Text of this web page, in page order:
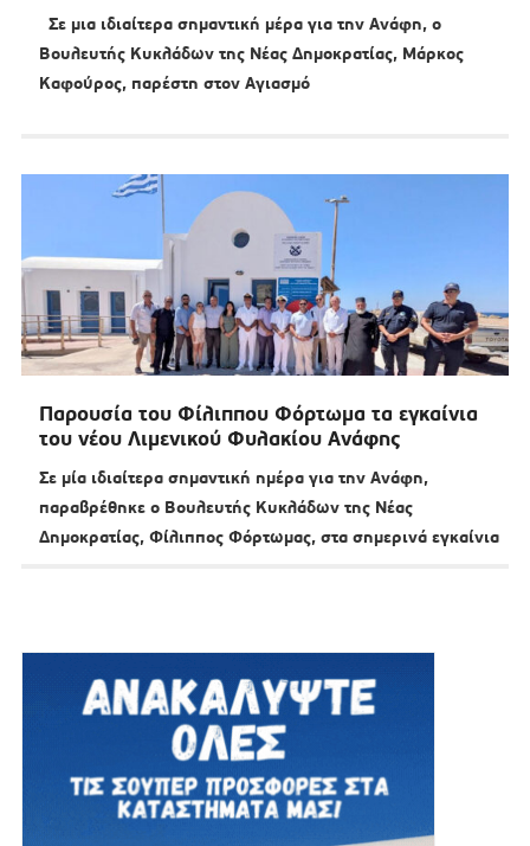
Σε μια ιδιαίτερα σημαντική μέρα για την Ανάφη, ο
Βουλευτής Κυκλάδων της Νέας Δημοκρατίας, Μάρκος
Καφούρος, παρέστη στον Αγιασμό
Παρουσία του Φίλιππου Φόρτωμα τα εγκαίνια
του νέου Λιμενικού Φυλακίου Ανάφης
Σε μία ιδιαίτερα σημαντική ημέρα για την Ανάφη,
παραβρέθηκε ο Βουλευτής Κυκλάδων της Νέας
Δημοκρατίας, Φίλιππος Φόρτωμας, στα σημερινά εγκαίνια